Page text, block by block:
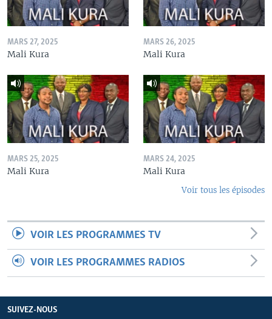
MARS 27, 2025
Mali Kura
MARS 26, 2025
Mali Kura
MARS 25, 2025
Mali Kura
MARS 24, 2025
Mali Kura
Voir tous les épisodes
VOIR LES PROGRAMMES TV
VOIR LES PROGRAMMES RADIOS
SUIVEZ-NOUS